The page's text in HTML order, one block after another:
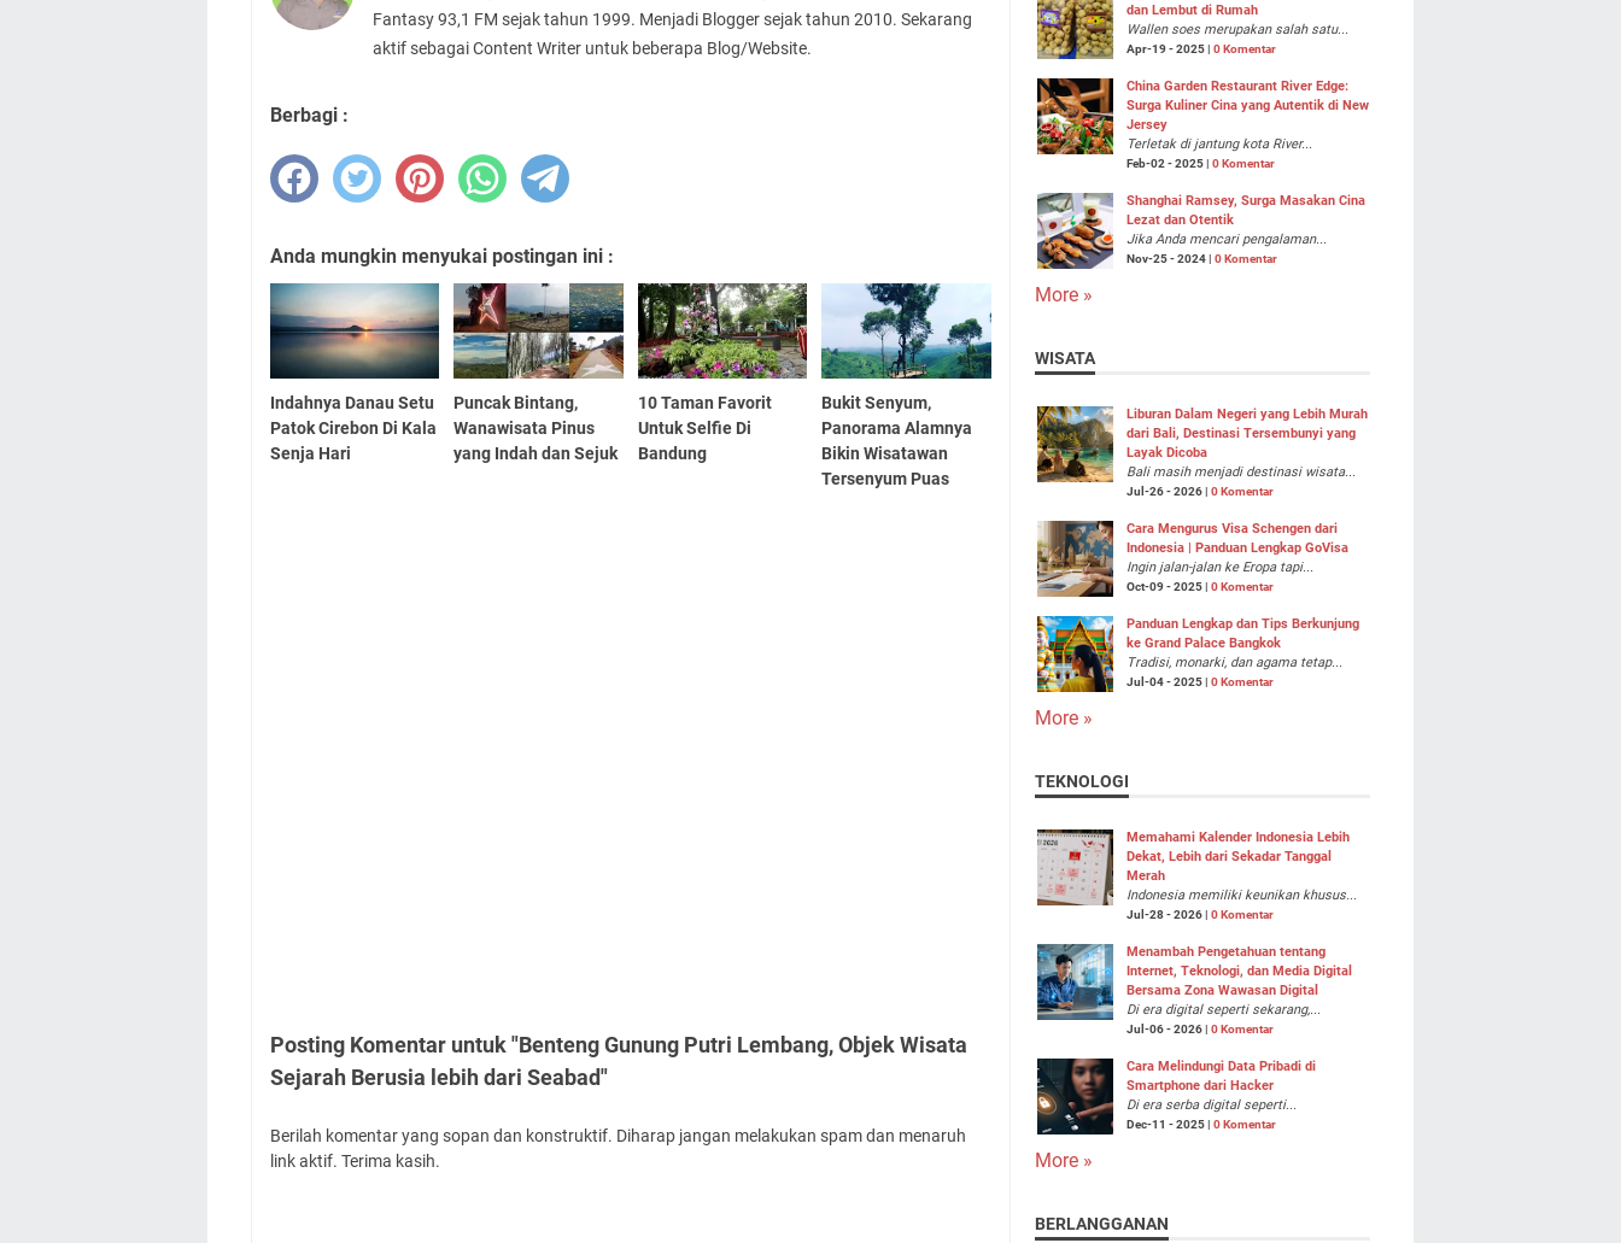
Fantasy 93,1 FM sejak tahun 1999. Menjadi Blogger sejak tahun 2010. Sekarang
aktif sebagai Content Writer untuk beberapa Blog/Website.
Berbagi :
Anda mungkin menyukai postingan ini :
Indahnya Danau Setu
Patok Cirebon Di Kala
Senja Hari
Puncak Bintang,
Wanawisata Pinus
yang Indah dan Sejuk
10 Taman Favorit
Untuk Selfie Di
Bandung
Bukit Senyum,
Panorama Alamnya
Bikin Wisatawan
Tersenyum Puas
Posting Komentar untuk "Benteng Gunung Putri Lembang, Objek Wisata
Sejarah Berusia lebih dari Seabad"
Berilah komentar yang sopan dan konstruktif. Diharap jangan melakukan spam dan menaruh
link aktif. Terima kasih.
dan Lembut di Rumah
Wallen soes merupakan salah satu...
Apr-19 - 2025 | 0 Komentar
China Garden Restaurant River Edge:
Surga Kuliner Cina yang Autentik di New
Jersey
Terletak di jantung kota River...
Feb-02 - 2025 | 0 Komentar
Shanghai Ramsey, Surga Masakan Cina
Lezat dan Otentik
Jika Anda mencari pengalaman...
Nov-25 - 2024 | 0 Komentar
More »
WISATA
Liburan Dalam Negeri yang Lebih Murah
dari Bali, Destinasi Tersembunyi yang
Layak Dicoba
Bali masih menjadi destinasi wisata...
Jul-26 - 2026 | 0 Komentar
Cara Mengurus Visa Schengen dari
Indonesia | Panduan Lengkap GoVisa
Ingin jalan-jalan ke Eropa tapi...
Oct-09 - 2025 | 0 Komentar
Panduan Lengkap dan Tips Berkunjung
ke Grand Palace Bangkok
Tradisi, monarki, dan agama tetap...
Jul-04 - 2025 | 0 Komentar
More »
TEKNOLOGI
Memahami Kalender Indonesia Lebih
Dekat, Lebih dari Sekadar Tanggal
Merah
Indonesia memiliki keunikan khusus...
Jul-28 - 2026 | 0 Komentar
Menambah Pengetahuan tentang
Internet, Teknologi, dan Media Digital
Bersama Zona Wawasan Digital
Di era digital seperti sekarang,...
Jul-06 - 2026 | 0 Komentar
Cara Melindungi Data Pribadi di
Smartphone dari Hacker
Di era serba digital seperti...
Dec-11 - 2025 | 0 Komentar
More »
BERLANGGANAN